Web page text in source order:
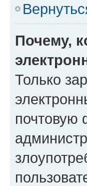
Почему,
Только
почтовую